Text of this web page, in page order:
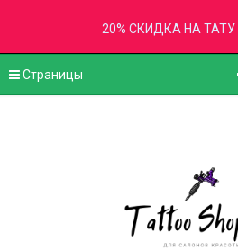
20% СКИДКА НА
Страницы